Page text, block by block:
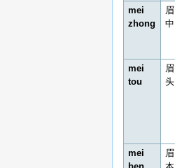
mei
zhong
眉
中
mei
tou
眉
头
mei
ben
眉
本